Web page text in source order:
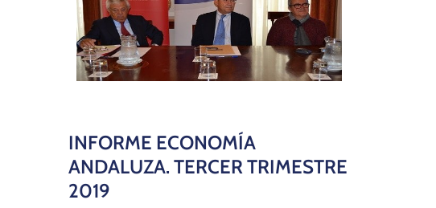
INFORME ECONOMÍA
ANDALUZA. TERCER TRIMESTRE
2019